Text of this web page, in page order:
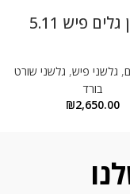
פיש 5.11
, גלשני פיש, גלשני שורט
בורד
₪2,650.00